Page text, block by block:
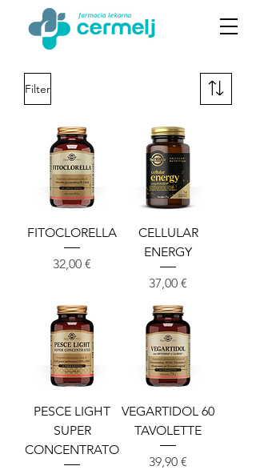
Filter
FITOCLORELLA
Cena
32,00 €
CELLULAR
ENERGY
Cena
37,00 €
PESCE LIGHT
SUPER
CONCENTRATO
VEGARTIDOL 60
TAVOLETTE
Cena
39,90 €